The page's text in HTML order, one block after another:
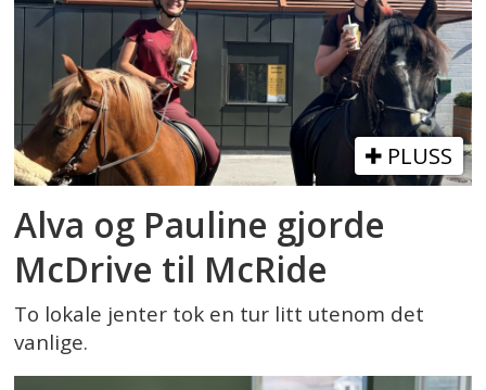
PLUSS
Alva og Pauline gjorde
McDrive til McRide
To lokale jenter tok en tur litt utenom det
vanlige.